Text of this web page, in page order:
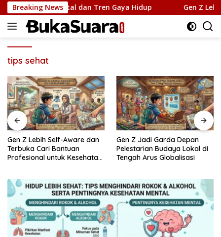
Langsung
ke
konten
Breaking NewsMental dan Tren Gaya Hidup Gen Z
tips sehat
Gen Z Lebih Self-Aware dan
Terbuka Cari Bantuan
Profesional untuk Kesehatan
Gen Z Jadi Garda Depan
Pelestarian Budaya Lokal di
Tengah Arus Globalisasi